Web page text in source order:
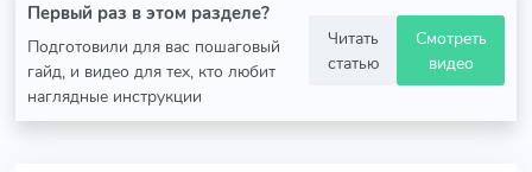
Первый раз в этом разделе?
Подготовили для вас пошаговый
гайд, и видео для тех, кто любит
наглядные инструкции
Читать
статью
Смотреть
видео